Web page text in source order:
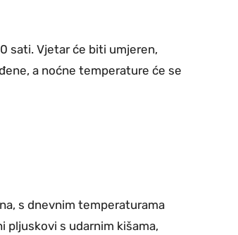
sati. Vjetar će biti umjeren,
a noćne temperature će se
s dnevnim temperaturama
pljuskovi s udarnim kišama,